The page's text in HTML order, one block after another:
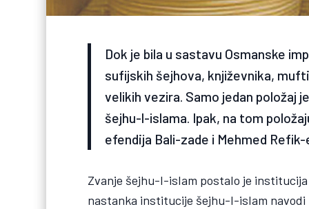
Dok je bila u sastavu Osmanske
sufijskih šejhova, književnika,
velikih vezira. Samo jedan položaj
šejhu-l-islama. Ipak, na tom
efendija Bali-zade i Mehmed
Zvanje šejhu-l-islam postalo je
nastanka institucije šejhu-l-islam navodi